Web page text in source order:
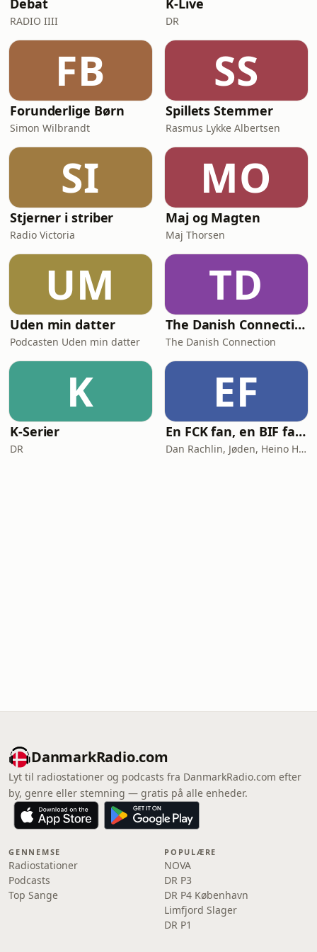
Debat
RADIO IIII
K-Live
DR
FB
Forunderlige Børn
Simon Wilbrandt
SS
Spillets Stemmer
Rasmus Lykke Albertsen
SI
Stjerner i striber
Radio Victoria
MO
Maj og Magten
Maj Thorsen
UM
Uden min datter
Podcasten Uden min datter
TD
The Danish Connection
The Danish Connection
K
K-Serier
DR
EF
En FCK fan, en BIF fan og en AGF fan går ind på en bar
Dan Rachlin, Jøden, Heino Hansen
DanmarkRadio.com
Lyt til radiostationer og podcasts fra DanmarkRadio.com efter
by, genre eller stemning — gratis på alle enheder.
GENNEMSE
Radiostationer
Podcasts
Top Sange
POPULÆRE
NOVA
DR P3
DR P4 København
Limfjord Slager
DR P1